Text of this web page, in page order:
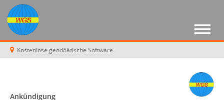
Kostenlose geodöätische Software
Ankündigung